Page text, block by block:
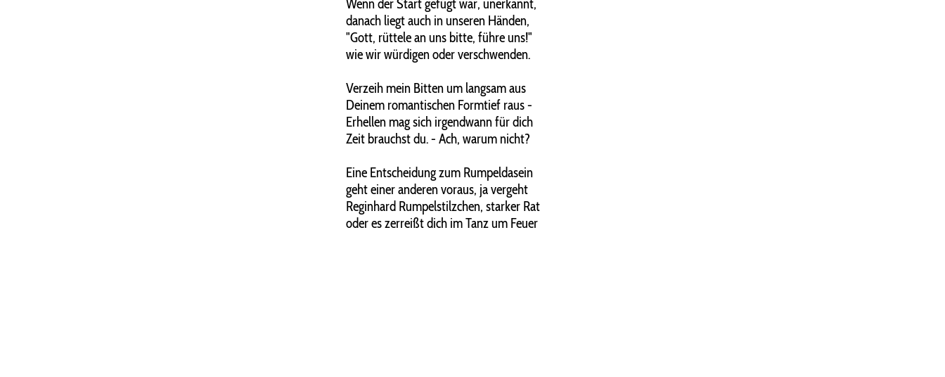
Wenn der Start gefügt war, unerkannt,
danach liegt auch in unseren Händen,
"Gott, rüttele an uns bitte, führe uns!"
wie wir würdigen oder verschwenden.
Verzeih mein Bitten um langsam aus
Deinem romantischen Formtief raus -
Erhellen mag sich irgendwann für dich
Zeit brauchst du. - Ach, warum nicht?
Eine Entscheidung zum Rumpeldasein
geht einer anderen voraus, ja vergeht
Reginhard Rumpelstilzchen, starker Rat
oder es zerreißt dich im Tanz um Feuer